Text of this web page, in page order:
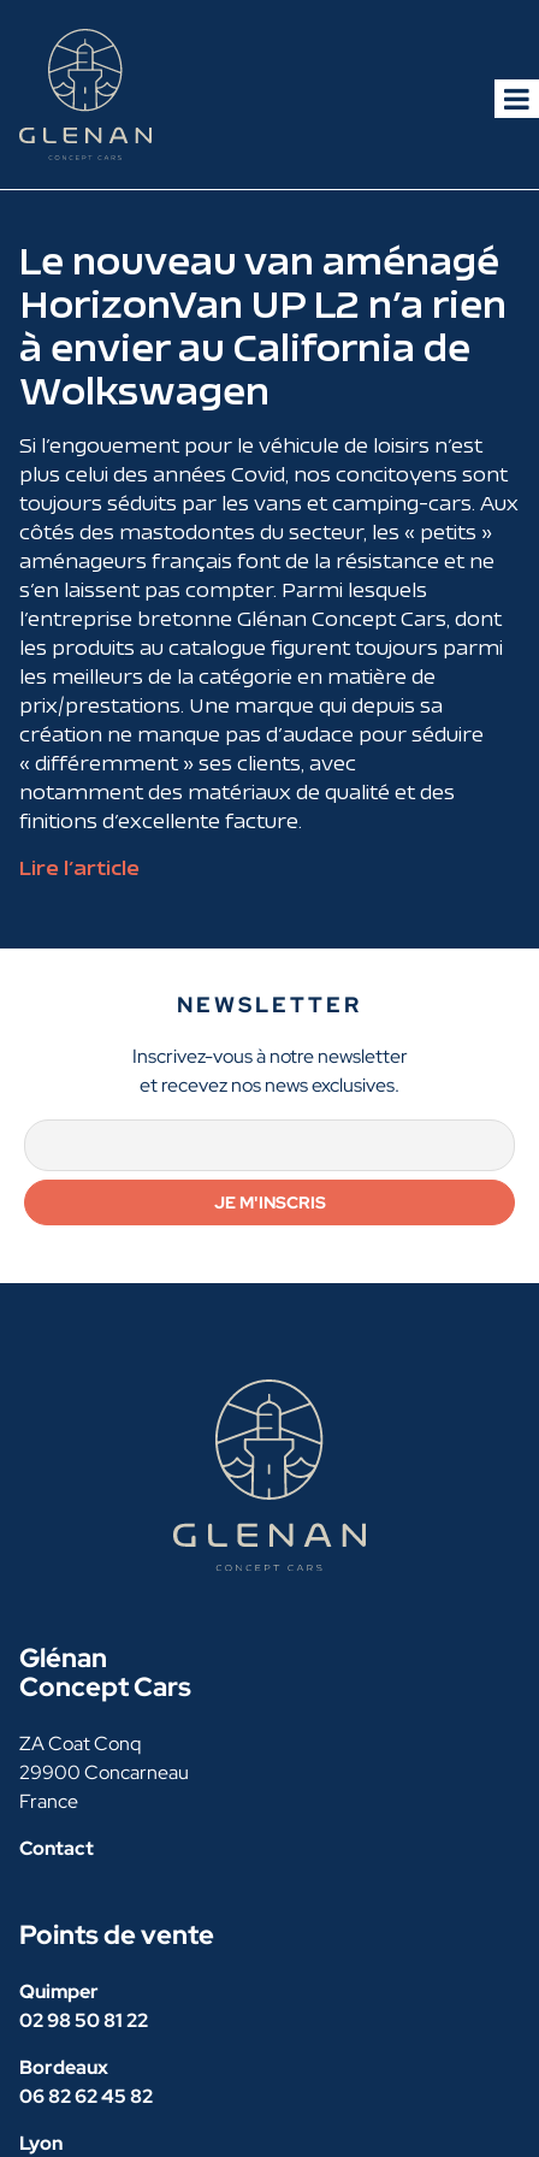
Le nouveau van aménagé
HorizonVan UP L2 n’a rien
à envier au California de
Wolkswagen
Si l’engouement pour le véhicule de loisirs n’est
plus celui des années Covid, nos concitoyens sont
toujours séduits par les vans et camping-cars. Aux
côtés des mastodontes du secteur, les « petits »
aménageurs français font de la résistance et ne
s’en laissent pas compter. Parmi lesquels
l’entreprise bretonne Glénan Concept Cars, dont
les produits au catalogue figurent toujours parmi
les meilleurs de la catégorie en matière de
prix/prestations. Une marque qui depuis sa
création ne manque pas d’audace pour séduire
« différemment » ses clients, avec
notamment des matériaux de qualité et des
finitions d’excellente facture.
Lire l’article
NEWSLETTER
Inscrivez-vous à notre newsletter
et recevez nos news exclusives.
Glénan
Concept Cars
ZA Coat Conq
29900 Concarneau
France
Contact
Points de vente
Quimper
02 98 50 81 22
Bordeaux
06 82 62 45 82
Lyon